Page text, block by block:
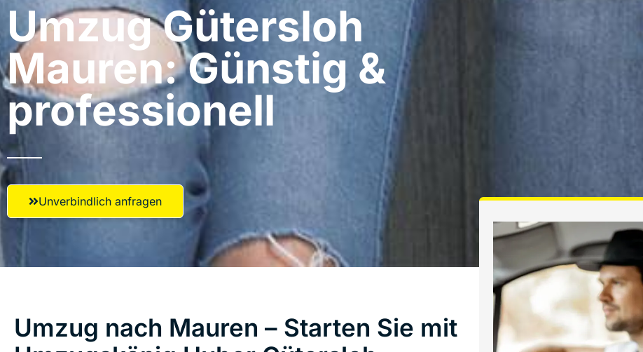
Umzug Gütersloh​
Mauren: Günstig &
professionell​
Unverbindlich anfragen
Umzug nach Mauren – Starten Sie mit